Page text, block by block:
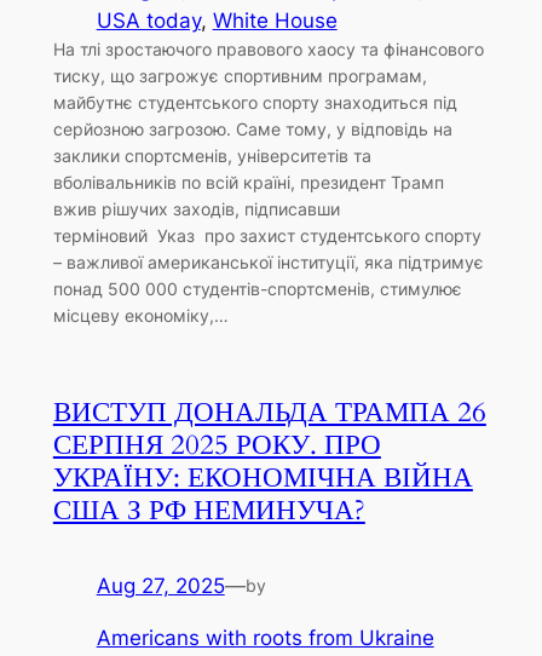
USA today, White House
На тлі зростаючого правового хаосу та фінансового
тиску, що загрожує спортивним програмам,
майбутнє студентського спорту знаходиться під
серйозною загрозою. Саме тому, у відповідь на
заклики спортсменів, університетів та
вболівальників по всій країні, президент Трамп
вжив рішучих заходів, підписавши
терміновий Указ про захист студентського спорту
– важливої ​​американської інституції, яка підтримує
понад 500 000 студентів-спортсменів, стимулює
місцеву економіку,…
ВИСТУП ДОНАЛЬДА ТРАМПА 26
СЕРПНЯ 2025 РОКУ. ПРО
УКРАЇНУ: ЕКОНОМІЧНА ВІЙНА
США З РФ НЕМИНУЧА?
Aug 27, 2025—by
Americans with roots from Ukraine